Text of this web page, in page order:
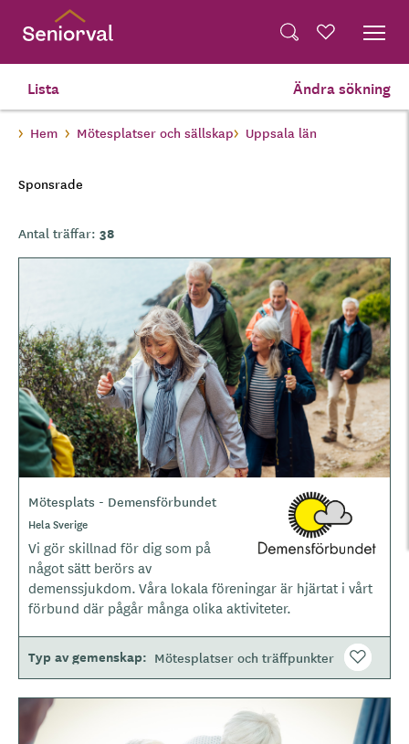
Lista Ändra sökning
Hem Mötesplatser och sällskap Uppsala län
Sponsrade
Antal träffar: 38
d
e
r
g
t
y
e
Mötesplats - Demensförbundet
Hela Sverige
Vi gör skillnad för dig som på
något sätt berörs av
demenssjukdom. Våra lokala föreningar är hjärtat i vårt
förbund där pågår många olika aktiviteter.
Typ av gemenskap Mötesplatser och träffpunkter
Translate